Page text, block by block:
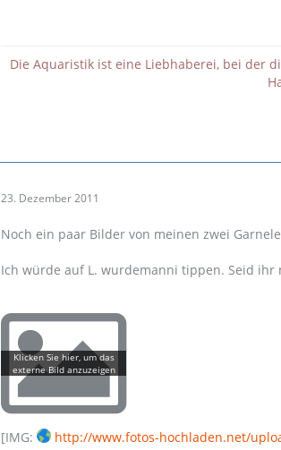
Die Aquaristik ist eine Liebhaberei, bei der
23. Dezember 2011
Noch ein paar Bilder von meinen zwei
Ich würde auf L. wurdemanni tippen. Seid ihr
[IMG: http://www.fotos-hochladen.net/